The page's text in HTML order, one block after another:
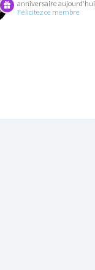
anniversaire aujourd'hui
Félicitez ce membre